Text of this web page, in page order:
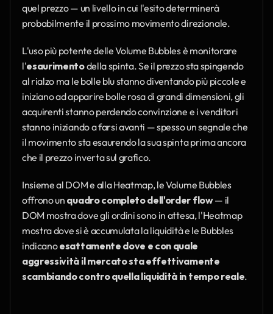
quel prezzo — un livello in cui l'esito determinerà
probabilmente il prossimo movimento direzionale.
L'uso più potente delle Volume Bubbles è monitorare
l'esaurimento della spinta. Se il prezzo sta spingendo
al rialzo ma le bolle blu stanno diventando più piccole e
iniziano ad apparire bolle rosa di grandi dimensioni, gli
acquirenti stanno perdendo convinzione e i venditori
stanno iniziando a farsi avanti — spesso un segnale che
il movimento sta esaurendo la sua spinta prima ancora
che il prezzo inverta sul grafico.
Insieme al DOM e alla Heatmap, le Volume Bubbles
offrono un quadro completo dell'order flow — il
DOM mostra dove gli ordini sono in attesa, l'Heatmap
mostra dove si è accumulata la liquidità e le Bubbles
indicano esattamente dove e con quale
aggressività il mercato sta effettivamente
scambiando contro quella liquidità in tempo reale.